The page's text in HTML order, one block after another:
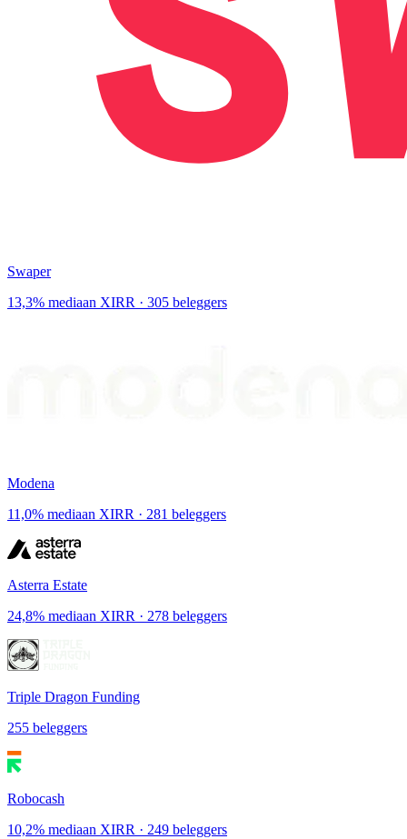
Swaper
13,3% mediaan XIRR · 305 beleggers
Modena
11,0% mediaan XIRR · 281 beleggers
Asterra Estate
24,8% mediaan XIRR · 278 beleggers
Triple Dragon Funding
255 beleggers
Robocash
10,2% mediaan XIRR · 249 beleggers